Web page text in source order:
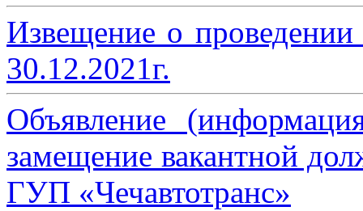
Извещение о
30.12.2021г.
Объявление
замещение вакантной
ГУП «Чечавтотранс»